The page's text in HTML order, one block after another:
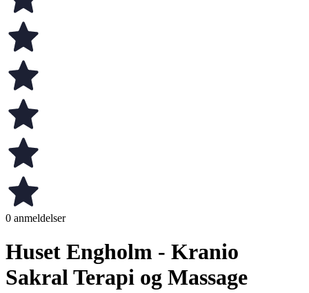
0 anmeldelser
Huset Engholm - Kranio
Sakral Terapi og Massage